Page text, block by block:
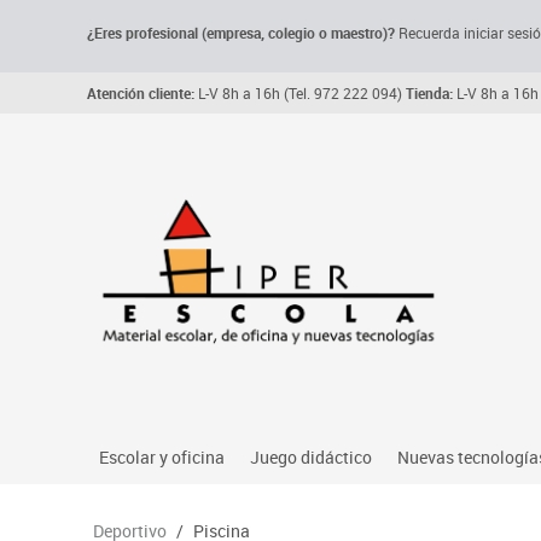
¿Eres profesional (empresa, colegio o maestro)? Recuerda iniciar
Atención cliente: L-V 8h a 16h (Tel. 972 222 094)Tienda: L-V 8h a
Escolar y oficina
Archivo, carpetas y clasificadores
Juego didáctico Nuevas
Deportivo / Piscina